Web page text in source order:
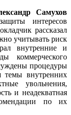
Самухов
интересов
рассказал
учитывать риск
внутренние и
коммерческого
процедуры
темы внутренних
увольнения,
и неадекватная
по их